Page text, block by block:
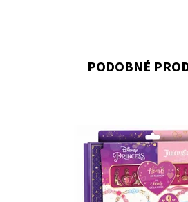
PODOBNÉ
Skladem>3
10077
MAKE IT REAL